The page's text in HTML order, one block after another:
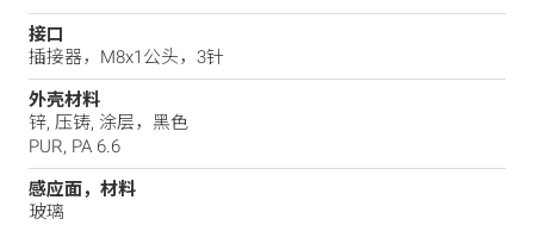
接口
插接器，M8x1公头，3针
外壳材料
锌, 压铸, 涂层，黑色
PUR, PA 6.6
感应面，材料
玻璃